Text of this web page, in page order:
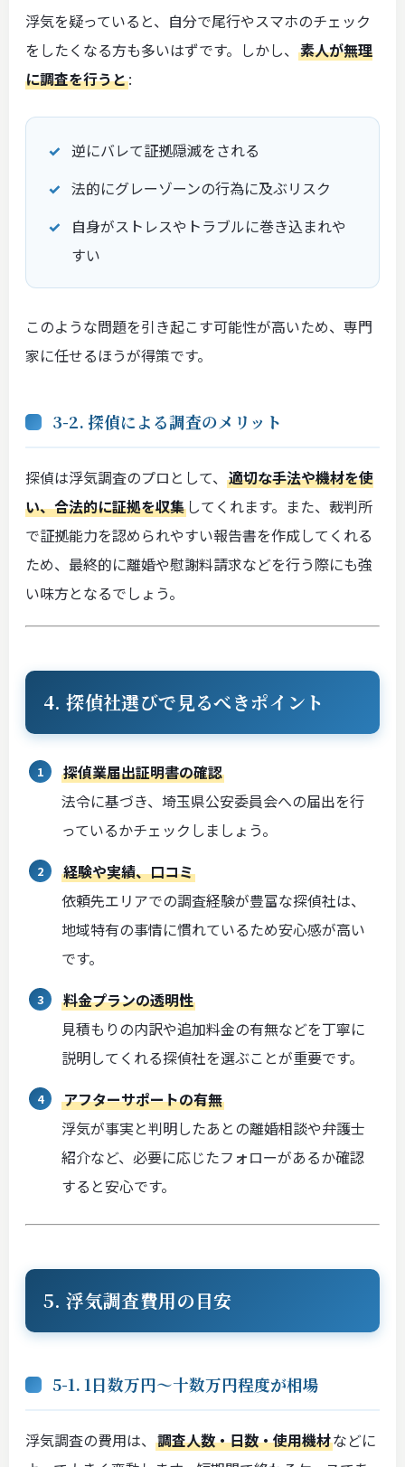
浮気を疑っていると、自分で尾行やスマホのチェック
をしたくなる方も多いはずです。しかし、 素人が無理
に調査を行うと:
逆にバレて証拠隠滅をされる
法的にグレーゾーンの行為に及ぶリスク
自身がストレスやトラブルに巻き込まれや
すい
このような問題を引き起こす可能性が高いため、専門
家に任せるほうが得策です。
3-2. 探偵による調査のメリット
探偵は浮気調査のプロとして、 適切な手法や機材を使
い、合法的に証拠を収集 してくれます。また、裁判所
で証拠能力を認められやすい報告書を作成してくれる
ため、最終的に離婚や慰謝料請求などを行う際にも強
い味方となるでしょう。
4. 探偵社選びで見るべきポイント
探偵業届出証明書の確認
法令に基づき、埼玉県公安委員会への届出を行
っているかチェックしましょう。
経験や実績、口コミ
依頼先エリアでの調査経験が豊富な探偵社は、
地域特有の事情に慣れているため安心感が高い
です。
料金プランの透明性
見積もりの内訳や追加料金の有無などを丁寧に
説明してくれる探偵社を選ぶことが重要です。
アフターサポートの有無
浮気が事実と判明したあとの離婚相談や弁護士
紹介など、必要に応じたフォローがあるか確認
すると安心です。
5. 浮気調査費用の目安
5-1. 1日数万円〜十数万円程度が相場
浮気調査の費用は、 調査人数・日数・使用機材などに